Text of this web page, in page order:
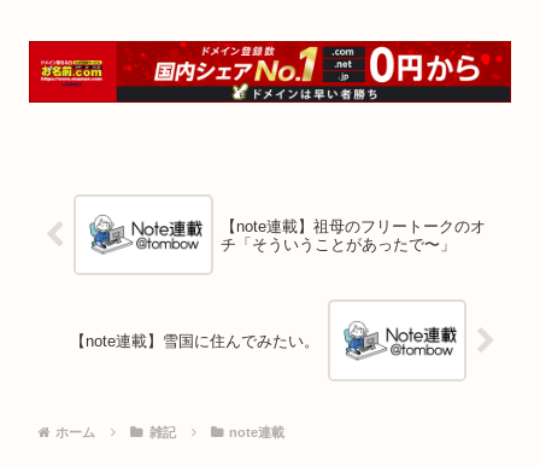
【note連載】祖母のフリートークのオ
チ「そういうことがあったで〜」
【note連載】雪国に住んでみたい。
ホーム 雑記 note連載